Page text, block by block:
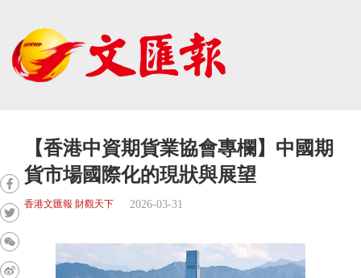
【香港中資期貨業協會專欄】中國期
貨市場國際化的現狀與展望
香港文匯報 財觀天下 2026-03-31